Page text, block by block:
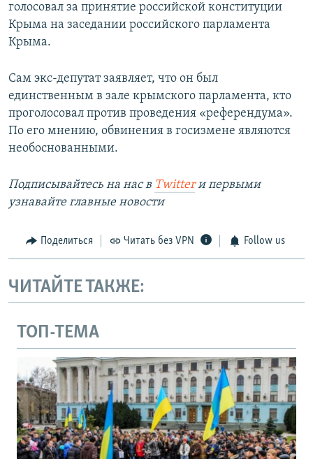
голосовал за принятие российской конституции
Крыма на заседании российского парламента
Крыма.
Сам экс-депутат заявляет, что он был
единственным в зале крымского парламента, кто
проголосовал против проведения «референдума».
По его мнению, обвинения в госизмене являются
необоснованными.
Подписывайтесь на наc в Twitterи первыми
узнавайте главные новости
Поделиться Читать без VPN Follow us
ЧИТАЙТЕ ТАКЖЕ:
ТОП-ТЕМА